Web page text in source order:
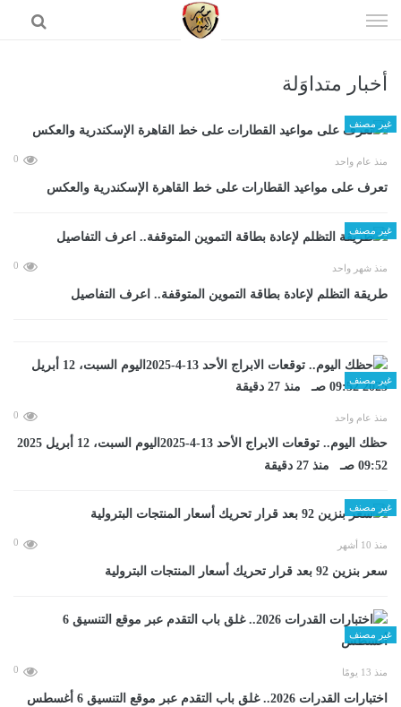
الى
أخبار متداوَلة
غير مصنف
منذ عام واحد 0
تعرف على مواعيد القطارات على خط القاهرة الإسكندرية والعكس
غير مصنف
منذ شهر واحد 0
طريقة التظلم لإعادة بطاقة التموين المتوقفة.. اعرف التفاصيل
غير مصنف
منذ عام واحد 0
حظك اليوم.. توقعات الابراج الأحد 13-4-2025اليوم السبت، 12 أبريل 2025
09:52 صـ منذ 27 دقيقة
غير مصنف
منذ 10 أشهر 0
سعر بنزين 92 بعد قرار تحريك أسعار المنتجات البترولية
غير مصنف
منذ 13 يومًا 0
اختبارات القدرات 2026.. غلق باب التقدم عبر موقع التنسيق 6 أغسطس